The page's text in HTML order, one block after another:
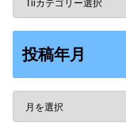
投稿年月